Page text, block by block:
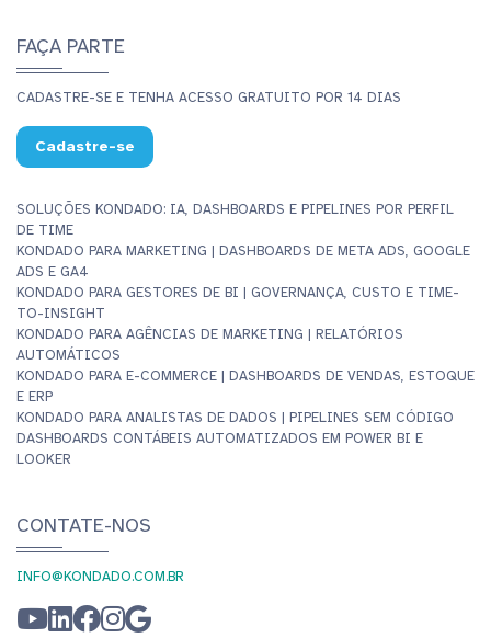
FAÇA PARTE
CADASTRE-SE E TENHA ACESSO GRATUITO POR 14 DIAS
Cadastre-se
SOLUÇÕES KONDADO: IA, DASHBOARDS E PIPELINES POR PERFIL
DE TIME
KONDADO PARA MARKETING | DASHBOARDS DE META ADS, GOOGLE
ADS E GA4
KONDADO PARA GESTORES DE BI | GOVERNANÇA, CUSTO E TIME-
TO-INSIGHT
KONDADO PARA AGÊNCIAS DE MARKETING | RELATÓRIOS
AUTOMÁTICOS
KONDADO PARA E-COMMERCE | DASHBOARDS DE VENDAS, ESTOQUE
E ERP
KONDADO PARA ANALISTAS DE DADOS | PIPELINES SEM CÓDIGO
DASHBOARDS CONTÁBEIS AUTOMATIZADOS EM POWER BI E
LOOKER
CONTATE-NOS
INFO@KONDADO.COM.BR